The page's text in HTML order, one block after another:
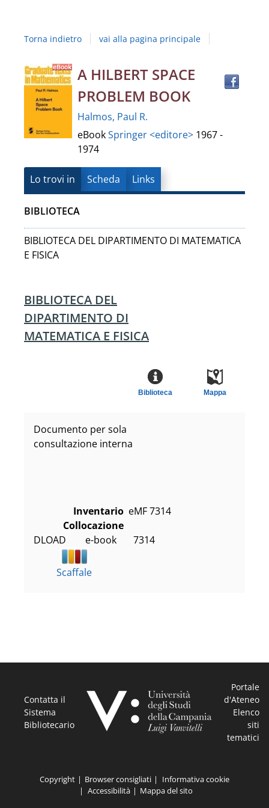
Campania
"Luigi
Vanvitelli"
Torna indietro vai alla pagina principale
Dettaglio
del
documento
A HILBERT SPACE
PROBLEM BOOK
Halmos, Paul R.
eBookSpringer <editore> 1967 -
1974
Lo trovi in Scheda Links
BIBLIOTECA
BIBLIOTECA DEL DIPARTIMENTO DI MATEMATICA
E FISICA
BIBLIOTECA DEL
DIPARTIMENTO DI
MATEMATICA E FISICA
Mappa
Biblioteca
Documento per sola
consultazione interna
Inventario eMF 7314
Collocazione
DLOAD        e-book       7314
Scaffale
Contatta il
Sistema
Bibliotecario
Portale
d'Ateneo
Elenco
siti
tematici
Copyright Browser consigliati
Informativa cookie
Accessibilità
Mappa del sito